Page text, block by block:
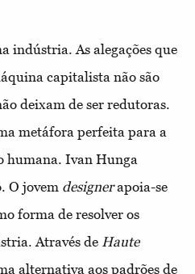
indústria. As alegações que
capitalista não são
deixam de ser redutoras.
metáfora perfeita para a
humana. Ivan Hunga
O jovem designerapoia-se
forma de resolver os
Através de Haute
alternativa aos padrões de